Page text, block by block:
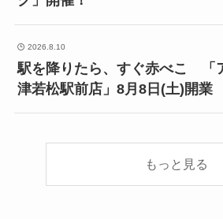
2026.8.10
駅を降りたら、すぐ赤べこ 「
津若松駅前店」8月8日(土)開業
もっと見る